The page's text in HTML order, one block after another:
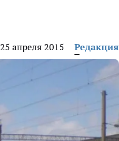
25 апреля 2015 Редакция